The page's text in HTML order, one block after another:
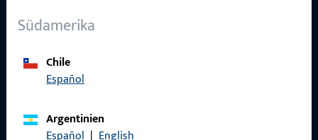
Südamerika
Chile
Español
Argentinien
Español | English